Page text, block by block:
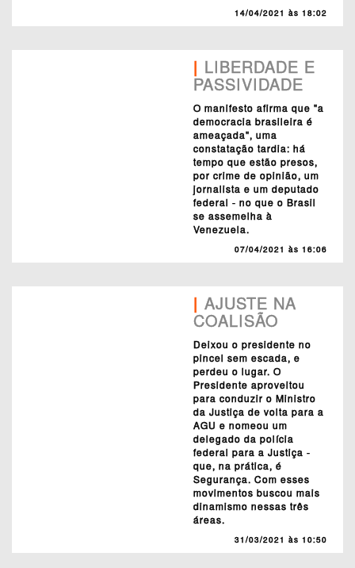
14/04/2021 às 18:02
| LIBERDADE E
PASSIVIDADE
O manifesto afirma que "a
democracia brasileira é
ameaçada", uma
constatação tardia: há
tempo que estão presos,
por crime de opinião, um
jornalista e um deputado
federal - no que o Brasil
se assemelha à
Venezuela.
07/04/2021 às 16:06
| AJUSTE NA
COALISÃO
Deixou o presidente no
pincel sem escada, e
perdeu o lugar. O
Presidente aproveitou
para conduzir o Ministro
da Justiça de volta para a
AGU e nomeou um
delegado da polícia
federal para a Justiça -
que, na prática, é
Segurança. Com esses
movimentos buscou mais
dinamismo nessas três
áreas.
31/03/2021 às 10:50